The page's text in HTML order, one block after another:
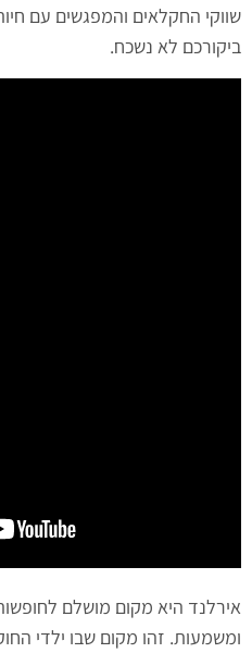
שווקי החקלאים והמפגשים עם
ביקורכם לא נשכח.
אירלנד היא מקום מושלם
ומשמעות. זהו מקום שבו ילדי